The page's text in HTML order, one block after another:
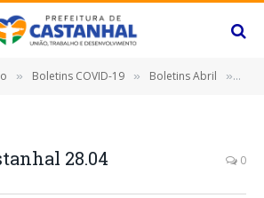
» Boletins COVID-19 » Boletins Abril »
28.04 0